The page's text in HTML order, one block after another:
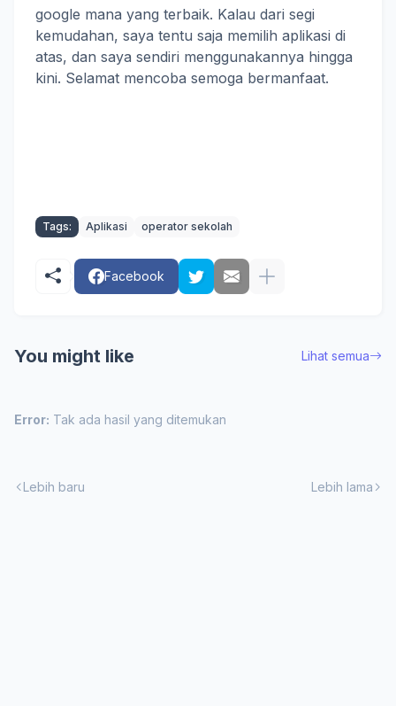
google mana yang terbaik. Kalau dari segi
kemudahan, saya tentu saja memilih aplikasi di
atas, dan saya sendiri menggunakannya hingga
kini. Selamat mencoba semoga bermanfaat.
Tags: Aplikasi operator sekolah
Facebook
You might like Lihat semua
Error: Tak ada hasil yang ditemukan
Lebih baru Lebih lama